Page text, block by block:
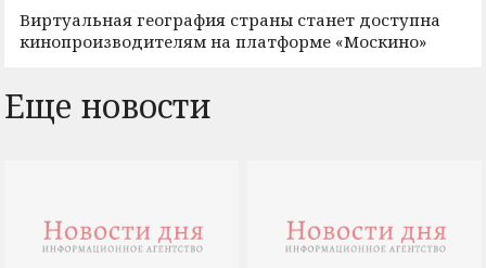
Виртуальная география страны станет доступна
кинопроизводителям на платформе «Москино»
Еще новости